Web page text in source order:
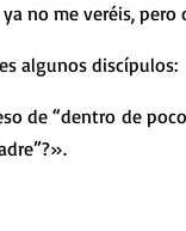
Retiro
Semana
Dominical. Año B
no me veréis, pero
algunos discípulos:
de “dentro de